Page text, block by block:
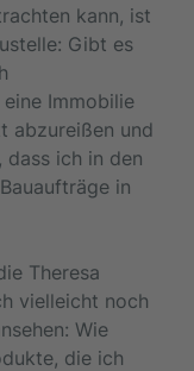
kann, ist
Gibt es
Immobilie
abzureißen und
dass ich in den
in
Theresa
vielleicht noch
Wie
die ich